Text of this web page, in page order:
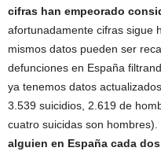
cifras han empeorado
afortunadamente cifras sigue
mismos datos pueden ser
defunciones en España
ya tenemos datos
3.539 suicidios, 2.619 de
cuatro suicidas son hombres).
alguien en España cada